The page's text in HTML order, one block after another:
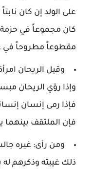
على الولد إن كان
كان مجموعاً في
مقطوعاً مطروحاً في
وقيل الريحان
وإذا رؤي الريحان
فإذا رمى إنسان
فإن الملتقف بينهما
ومن رأى: غيره
ذلك غيبته وذكرهم له